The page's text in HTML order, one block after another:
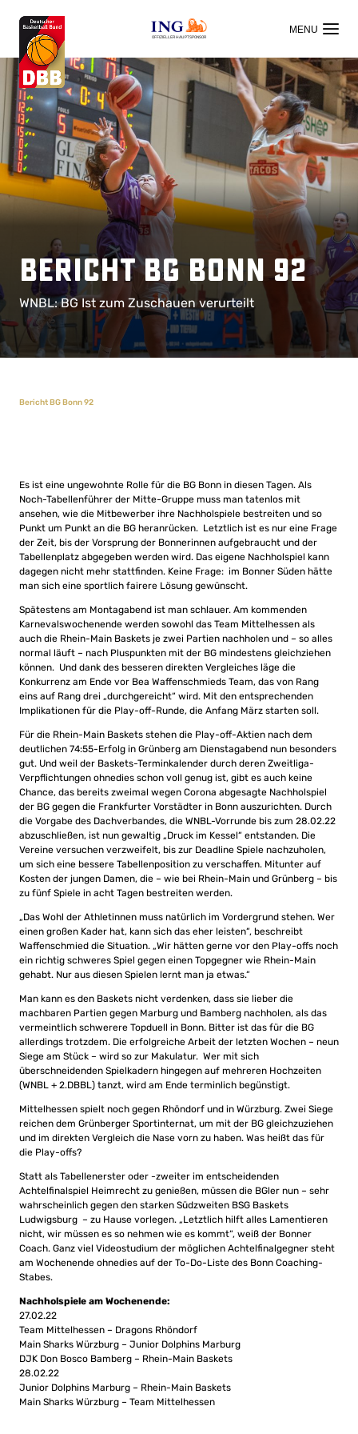
OFFIZIELLER HAUPTSPONSOR
Bericht BG Bonn 92
WNBL: BG Ist zum Zuschauen verurteilt
Bericht BG Bonn 92
Es ist eine ungewohnte Rolle für die BG Bonn in diesen Tagen. Als
Noch-Tabellenführer der Mitte-Gruppe muss man tatenlos mit
ansehen, wie die Mitbewerber ihre Nachholspiele bestreiten und so
Punkt um Punkt an die BG heranrücken. Letztlich ist es nur eine Frage
der Zeit, bis der Vorsprung der Bonnerinnen aufgebraucht und der
Tabellenplatz abgegeben werden wird. Das eigene Nachholspiel kann
dagegen nicht mehr stattfinden. Keine Frage: im Bonner Süden hätte
man sich eine sportlich fairere Lösung gewünscht.
Spätestens am Montagabend ist man schlauer. Am kommenden
Karnevalswochenende werden sowohl das Team Mittelhessen als
auch die Rhein-Main Baskets je zwei Partien nachholen und – so alles
normal läuft – nach Pluspunkten mit der BG mindestens gleichziehen
können. Und dank des besseren direkten Vergleiches läge die
Konkurrenz am Ende vor Bea Waffenschmieds Team, das von Rang
eins auf Rang drei „durchgereicht“ wird. Mit den entsprechenden
Implikationen für die Play-off-Runde, die Anfang März starten soll.
Für die Rhein-Main Baskets stehen die Play-off-Aktien nach dem
deutlichen 74:55-Erfolg in Grünberg am Dienstagabend nun besonders
gut. Und weil der Baskets-Terminkalender durch deren Zweitliga-
Verpflichtungen ohnedies schon voll genug ist, gibt es auch keine
Chance, das bereits zweimal wegen Corona abgesagte Nachholspiel
der BG gegen die Frankfurter Vorstädter in Bonn auszurichten. Durch
die Vorgabe des Dachverbandes, die WNBL-Vorrunde bis zum 28.02.22
abzuschließen, ist nun gewaltig „Druck im Kessel“ entstanden. Die
Vereine versuchen verzweifelt, bis zur Deadline Spiele nachzuholen,
um sich eine bessere Tabellenposition zu verschaffen. Mitunter auf
Kosten der jungen Damen, die – wie bei Rhein-Main und Grünberg – bis
zu fünf Spiele in acht Tagen bestreiten werden.
„Das Wohl der Athletinnen muss natürlich im Vordergrund stehen. Wer
einen großen Kader hat, kann sich das eher leisten“, beschreibt
Waffenschmied die Situation. „Wir hätten gerne vor den Play-offs noch
ein richtig schweres Spiel gegen einen Topgegner wie Rhein-Main
gehabt. Nur aus diesen Spielen lernt man ja etwas.“
Man kann es den Baskets nicht verdenken, dass sie lieber die
machbaren Partien gegen Marburg und Bamberg nachholen, als das
vermeintlich schwerere Topduell in Bonn. Bitter ist das für die BG
allerdings trotzdem. Die erfolgreiche Arbeit der letzten Wochen – neun
Siege am Stück – wird so zur Makulatur. Wer mit sich
überschneidenden Spielkadern hingegen auf mehreren Hochzeiten
(WNBL + 2.DBBL) tanzt, wird am Ende terminlich begünstigt.
Mittelhessen spielt noch gegen Rhöndorf und in Würzburg. Zwei Siege
reichen dem Grünberger Sportinternat, um mit der BG gleichzuziehen
und im direkten Vergleich die Nase vorn zu haben. Was heißt das für
die Play-offs?
Statt als Tabellenerster oder -zweiter im entscheidenden
Achtelfinalspiel Heimrecht zu genießen, müssen die BGler nun – sehr
wahrscheinlich gegen den starken Südzweiten BSG Baskets
Ludwigsburg – zu Hause vorlegen. „Letztlich hilft alles Lamentieren
nicht, wir müssen es so nehmen wie es kommt“, weiß der Bonner
Coach. Ganz viel Videostudium der möglichen Achtelfinalgegner steht
am Wochenende ohnedies auf der To-Do-Liste des Bonn Coaching-
Stabes.
Nachholspiele am Wochenende:
27.02.22
Team Mittelhessen – Dragons Rhöndorf
Main Sharks Würzburg – Junior Dolphins Marburg
DJK Don Bosco Bamberg – Rhein-Main Baskets
28.02.22
Junior Dolphins Marburg – Rhein-Main Baskets
Main Sharks Würzburg – Team Mittelhessen